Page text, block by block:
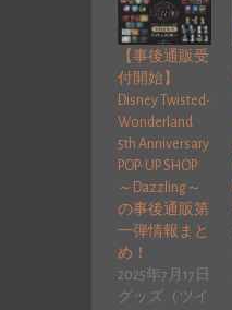
【事後通販受
付開始】
Disney Twisted-
Wonderland
5th Anniversary
POP-UP SHOP
～Dazzling～
の事後通販第
一弾情報まと
め！
2025年7月17日
グッズ（ツイ